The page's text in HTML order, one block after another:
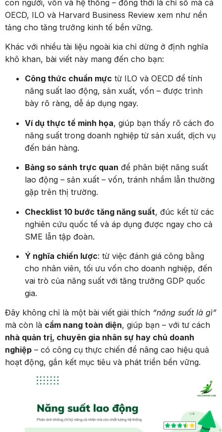
con người, vốn và hệ thống – đồng thời là chỉ số mà cả
OECD, ILO và Harvard Business Review xem như nền
tảng cho tăng trưởng kinh tế bền vững.
Khác với nhiều tài liệu ngoài kia chỉ dừng ở định nghĩa
khô khan, bài viết này mang đến cho bạn:
Công thức chuẩn mực từ ILO và OECD để tính
năng suất lao động, sản xuất, vốn – được trình
bày rõ ràng, dễ áp dụng ngay.
Ví dụ thực tế minh họa, giúp bạn thấy rõ cách đo
năng suất trong doanh nghiệp từ sản xuất, dịch vụ
đến bán hàng.
Bảng so sánh trực quan để phân biệt năng suất
lao động – sản xuất – vốn, tránh nhầm lẫn thường
gặp trên thị trường.
Checklist 10 bước tăng năng suất, đúc kết từ các
nghiên cứu quốc tế và áp dụng được ngay cho cả
SME lẫn tập đoàn.
Ý nghĩa chiến lược: từ việc đánh giá công bằng
cho nhân viên, tối ưu vốn cho doanh nghiệp, đến
vai trò của năng suất với tăng trưởng GDP quốc
gia.
Đây không chỉ là một bài viết giải thích “năng suất là gì”
mà còn là cẩm nang toàn diện, giúp bạn – với tư cách
nhà quản trị, chuyên gia nhân sự hay chủ doanh
nghiệp – có công cụ thực chiến để nâng cao hiệu quả
hoạt động, gắn kết mục tiêu và phát triển bền vững.